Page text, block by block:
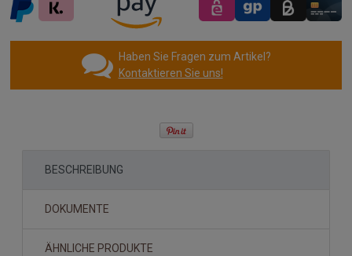
Haben Sie Fragen zum Artikel?
Kontaktieren Sie uns!
BESCHREIBUNG
DOKUMENTE
ÄHNLICHE PRODUKTE